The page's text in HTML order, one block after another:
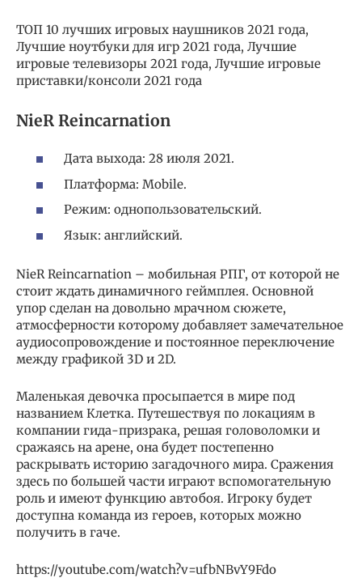
ТОП 10 лучших игровых наушников 2021 года,
Лучшие ноутбуки для игр 2021 года, Лучшие
игровые телевизоры 2021 года, Лучшие игровые
приставки/консоли 2021 года
NieR Reincarnation
Дата выхода: 28 июля 2021.
Платформа: Mobile.
Режим: однопользовательский.
Язык: английский.
NieR Reincarnation – мобильная РПГ, от которой не
стоит ждать динамичного геймплея. Основной
упор сделан на довольно мрачном сюжете,
атмосферности которому добавляет замечательное
аудиосопровождение и постоянное переключение
между графикой 3D и 2D.
Маленькая девочка просыпается в мире под
названием Клетка. Путешествуя по локациям в
компании гида-призрака, решая головоломки и
сражаясь на арене, она будет постепенно
раскрывать историю загадочного мира. Сражения
здесь по большей части играют вспомогательную
роль и имеют функцию автобоя. Игроку будет
доступна команда из героев, которых можно
получить в гаче.
https://youtube.com/watch?v=ufbNBvY9Fdo